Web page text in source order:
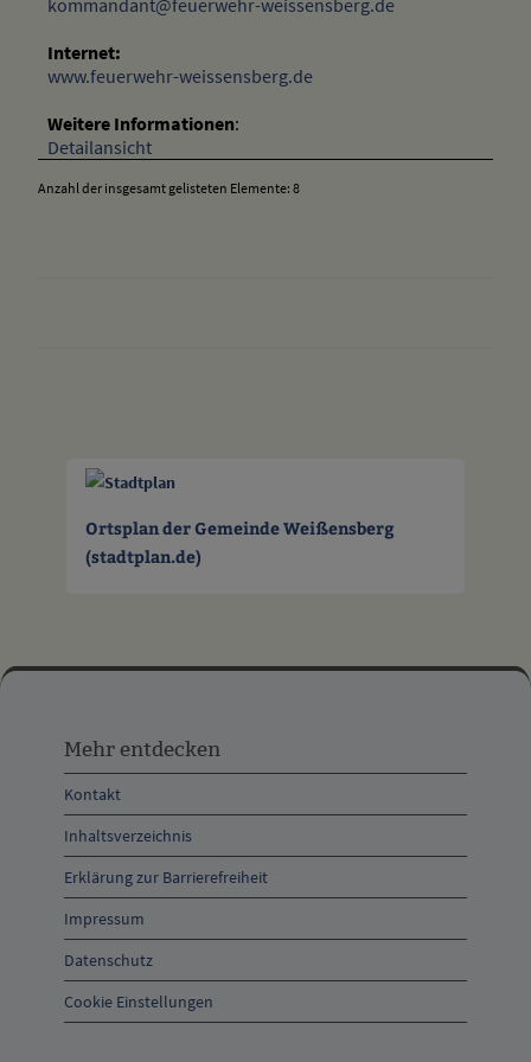
Ortsplan der Gemeinde Weißensberg
(stadtplan.de)
kommandant@feuerwehr-weissensberg.de
Internet:
www.feuerwehr-weissensberg.de
Weitere Informationen:
Detailansicht
Anzahl der insgesamt gelisteten Elemente: 8
entdecken,
Öffnungszeiten
und
Anschrift
und
Kontakt
Mehr entdecken
Kontakt
Inhaltsverzeichnis
Erklärung zur Barrierefreiheit
Impressum
Datenschutz
Cookie Einstellungen